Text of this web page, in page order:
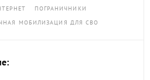
ПОГРАНИЧНИКИ
МОБИЛИЗАЦИЯ ДЛЯ СВО